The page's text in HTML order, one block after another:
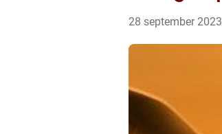
28 september 2023